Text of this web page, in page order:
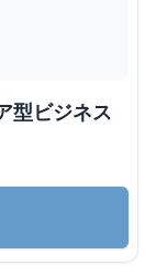
型ビジネス